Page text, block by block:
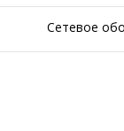
Сетевое